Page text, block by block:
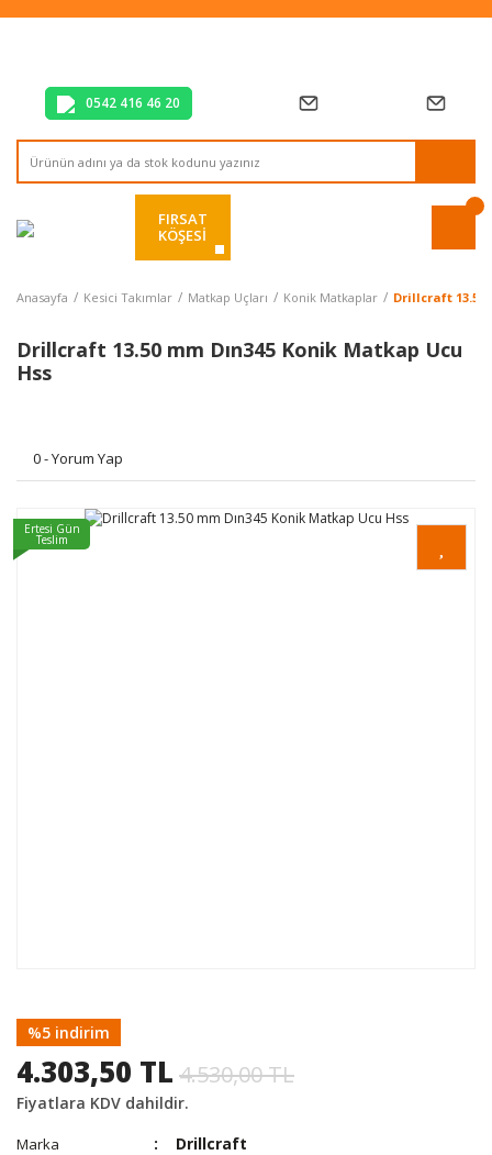
Tüm Alışverişlerde Vade Farksız 2 Taksit!
0542 416 46 20
FIRSAT
KÖŞESİ
Anasayfa Kesici Takımlar Matkap Uçları Konik Matkaplar Drillcraft 13.50
Drillcraft 13.50 mm Dın345 Konik Matkap Ucu
Hss
0 - Yorum Yap
Ertesi Gün
Teslim
%5 indirim
4.303,50 TL 4.530,00 TL
Fiyatlara KDV dahildir.
Marka Drillcraft